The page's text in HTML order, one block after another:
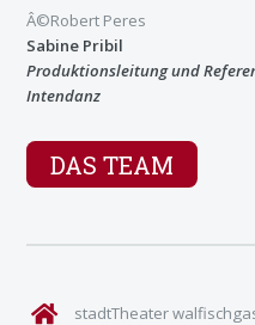
Â©Robert Peres
Sabine Pribil
Produktionsleitung und
Intendanz
DAS TEAM
stadtTheater